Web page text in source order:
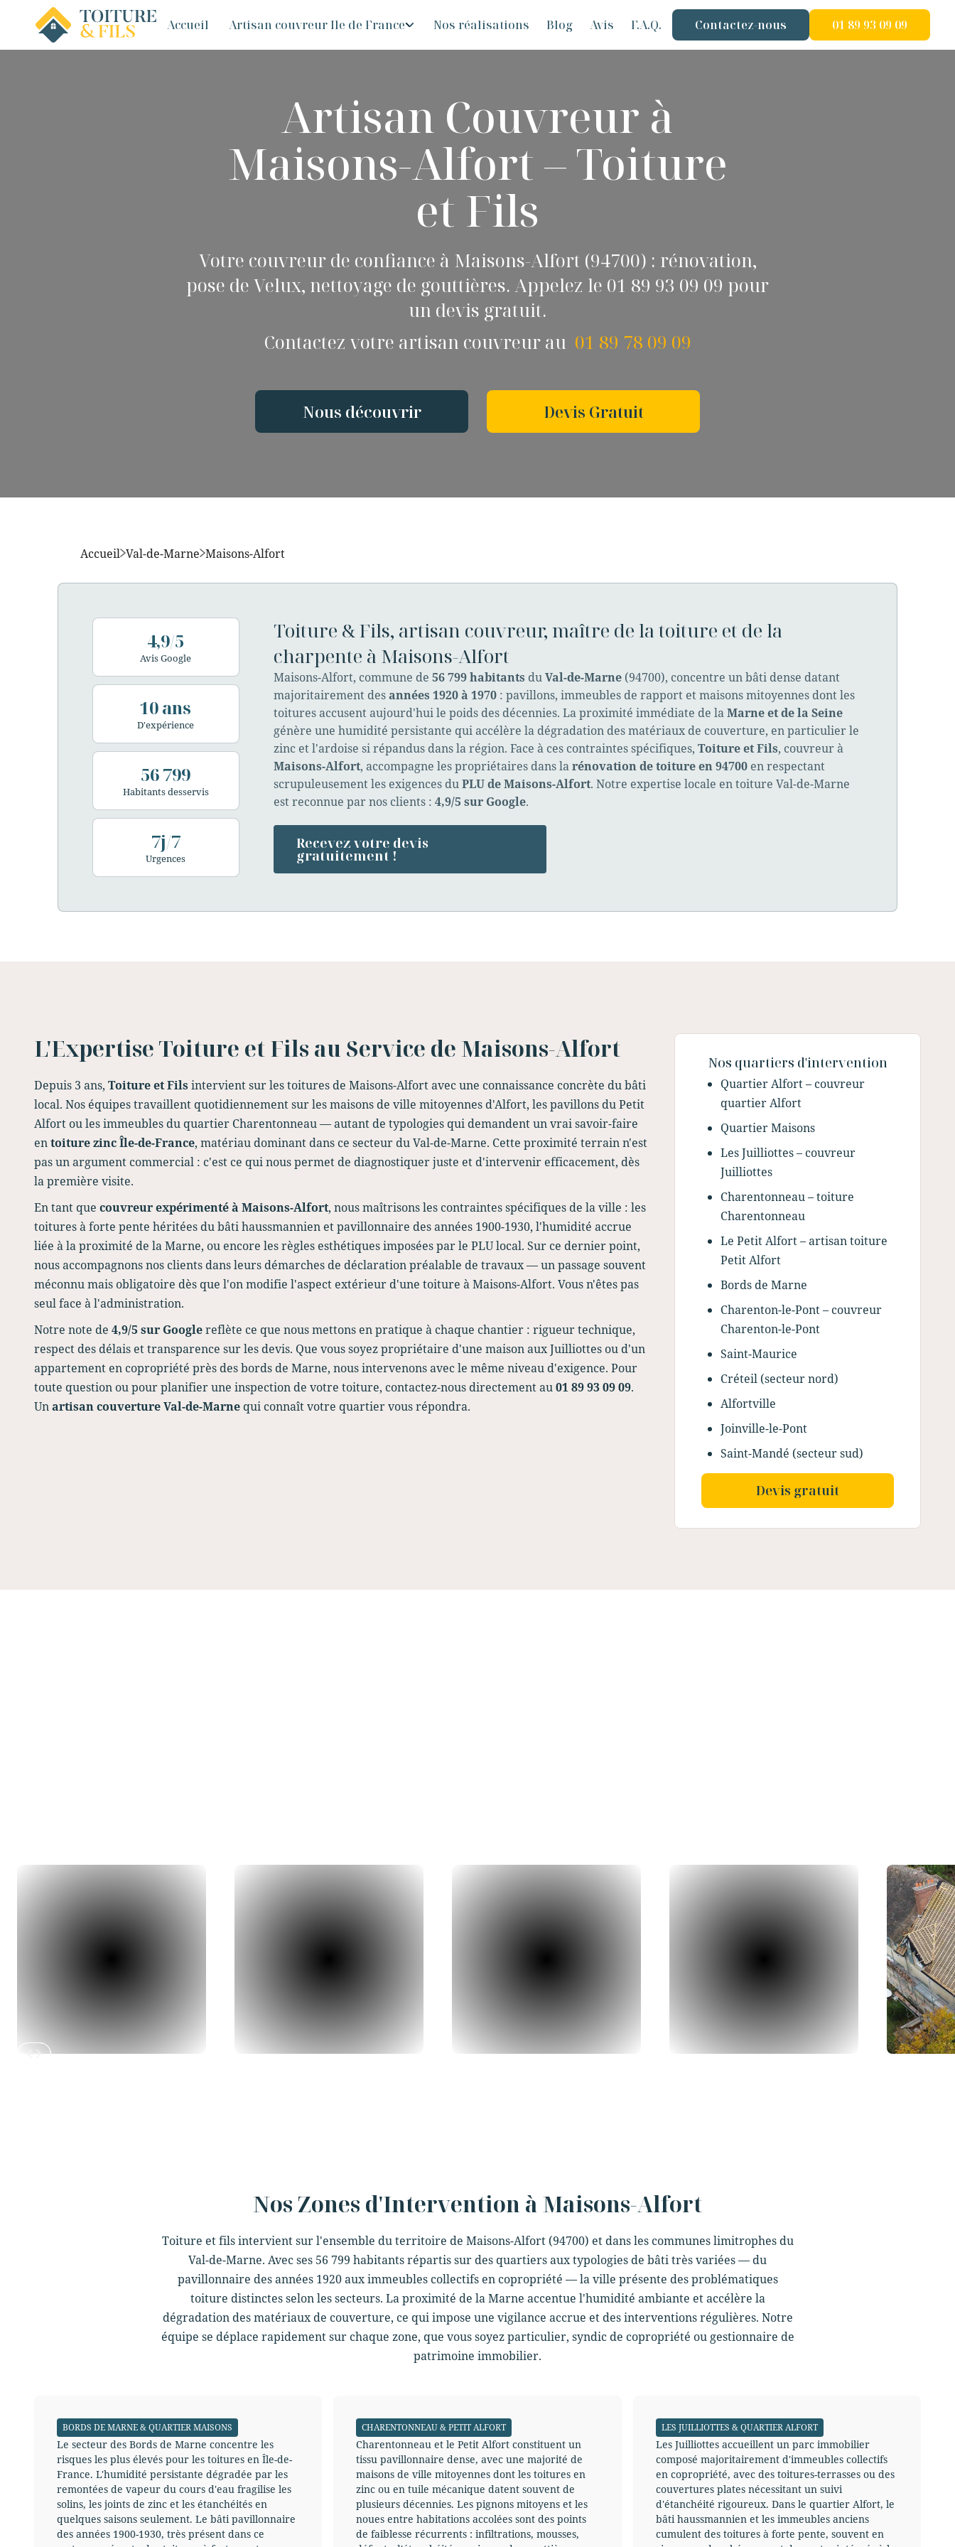
Accueil Artisan couvreur Ile de France Nos réalisations Blog Avis F.A.Q. Contactez-nous 01 89 93 09 09
Artisan Couvreur à
Maisons-Alfort – Toiture
et Fils
Votre couvreur de confiance à Maisons-Alfort (94700) : rénovation,
pose de Velux, nettoyage de gouttières. Appelez le 01 89 93 09 09 pour
un devis gratuit.
Contactez votre artisan couvreur au 01 89 78 09 09
Nous découvrir Devis Gratuit
Accueil Val-de-Marne Maisons-Alfort
4,9/5
Avis Google
10 ans
D'expérience
56 799
Habitants desservis
7j/7
Urgences
Toiture & Fils, artisan couvreur, maître de la toiture et de la
charpente à Maisons-Alfort
Maisons-Alfort, commune de 56 799 habitants duVal-de-Marne(94700), concentre un bâti dense datant
majoritairement desannées 1920 à 1970: pavillons, immeubles de rapport et maisons mitoyennes dont les
toitures accusent aujourd'hui le poids des décennies. La proximité immédiate de laMarne et de la Seine
génère une humidité persistante qui accélère la dégradation des matériaux de couverture, en particulier le
zinc et l'ardoise si répandus dans la région. Face à ces contraintes spécifiques, Toiture et Fils, couvreur à
Maisons-Alfort, accompagne les propriétaires dans larénovation de toiture en 94700en respectant
scrupuleusement les exigences duPLU de Maisons-Alfort. Notre expertise locale en toiture Val-de-Marne
est reconnue par nos clients : 4,9/5 sur Google.
Recevez votre devis
gratuitement !
L'Expertise Toiture et Fils au Service de Maisons-Alfort
Depuis 3 ans, Toiture et Fils intervient sur les toitures de Maisons-Alfort avec une connaissance concrète du bâti
local. Nos équipes travaillent quotidiennement sur les maisons de ville mitoyennes d'Alfort, les pavillons du Petit
Alfort ou les immeubles du quartier Charentonneau — autant de typologies qui demandent un vrai savoir-faire
entoiture zinc Île-de-France, matériau dominant dans ce secteur du Val-de-Marne. Cette proximité terrain n'est
pas un argument commercial : c'est ce qui nous permet de diagnostiquer juste et d'intervenir efficacement, dès
la première visite.
En tant que couvreur expérimenté à Maisons-Alfort, nous maîtrisons les contraintes spécifiques de la ville : les
toitures à forte pente héritées du bâti haussmannien et pavillonnaire des années 1900-1930, l'humidité accrue
liée à la proximité de la Marne, ou encore les règles esthétiques imposées par le PLU local. Sur ce dernier point,
nous accompagnons nos clients dans leurs démarches de déclaration préalable de travaux — un passage souvent
méconnu mais obligatoire dès que l'on modifie l'aspect extérieur d'une toiture à Maisons-Alfort. Vous n'êtes pas
seul face à l'administration.
Notre note de 4,9/5 sur Googlereflète ce que nous mettons en pratique à chaque chantier : rigueur technique,
respect des délais et transparence sur les devis. Que vous soyez propriétaire d'une maison aux Juilliottes ou d'un
appartement en copropriété près des bords de Marne, nous intervenons avec le même niveau d'exigence. Pour
toute question ou pour planifier une inspection de votre toiture, contactez-nous directement au01 89 93 09 09.
Unartisan couverture Val-de-Marne qui connaît votre quartier vous répondra.
Nos quartiers d'intervention
Quartier Alfort – couvreur
quartier Alfort
Quartier Maisons
Les Juilliottes – couvreur
Juilliottes
Charentonneau – toiture
Charentonneau
Le Petit Alfort – artisan toiture
Petit Alfort
Bords de Marne
Charenton-le-Pont – couvreur
Charenton-le-Pont
Saint-Maurice
Créteil (secteur nord)
Alfortville
Joinville-le-Pont
Saint-Mandé (secteur sud)
Devis gratuit
Nos Zones d'Intervention à Maisons-Alfort
Toiture et fils intervient sur l'ensemble du territoire de Maisons-Alfort (94700) et dans les communes limitrophes du
Val-de-Marne. Avec ses 56 799 habitants répartis sur des quartiers aux typologies de bâti très variées — du
pavillonnaire des années 1920 aux immeubles collectifs en copropriété — la ville présente des problématiques
toiture distinctes selon les secteurs. La proximité de la Marne accentue l'humidité ambiante et accélère la
dégradation des matériaux de couverture, ce qui impose une vigilance accrue et des interventions régulières. Notre
équipe se déplace rapidement sur chaque zone, que vous soyez particulier, syndic de copropriété ou gestionnaire de
patrimoine immobilier.
BORDS DE MARNE & QUARTIER MAISONS
Le secteur des Bords de Marne concentre les
risques les plus élevés pour les toitures en Île-de-
France. L'humidité persistante dégradée par les
remontées de vapeur du cours d'eau fragilise les
solins, les joints de zinc et les étanchéités en
quelques saisons seulement. Le bâti pavillonnaire
des années 1900-1930, très présent dans ce
CHARENTONNEAU & PETIT ALFORT
Charentonneau et le Petit Alfort constituent un
tissu pavillonnaire dense, avec une majorité de
maisons de ville mitoyennes dont les toitures en
zinc ou en tuile mécanique datent souvent de
plusieurs décennies. Les pignons mitoyens et les
noues entre habitations accolées sont des points
de faiblesse récurrents : infiltrations, mousses,
LES JUILLIOTTES & QUARTIER ALFORT
Les Juilliottes accueillent un parc immobilier
composé majoritairement d'immeubles collectifs
en copropriété, avec des toitures-terrasses ou des
couvertures plates nécessitant un suivi
d'étanchéité rigoureux. Dans le quartier Alfort, le
bâti haussmannien et les immeubles anciens
cumulent des toitures à forte pente, souvent en